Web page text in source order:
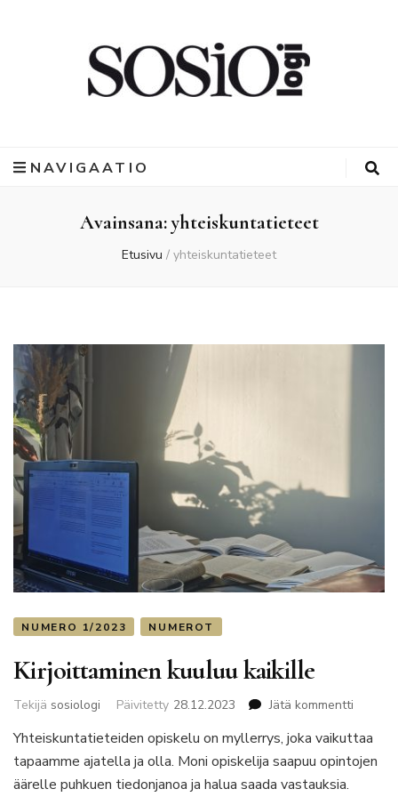
NAVIGAATIO
Avainsana:yhteiskuntatieteet
Etusivu / yhteiskuntatieteet
NUMERO 1/2023 NUMEROT
Kirjoittaminen kuuluu kaikille
Tekijä sosiologi Päivitetty 28.12.2023 Jätä kommentti
kuuluu
kaikille
Yhteiskuntatieteiden opiskelu on myllerrys, joka vaikuttaa
tapaamme ajatella ja olla. Moni opiskelija saapuu opintojen
äärelle puhkuen tiedonjanoa ja halua saada vastauksia.